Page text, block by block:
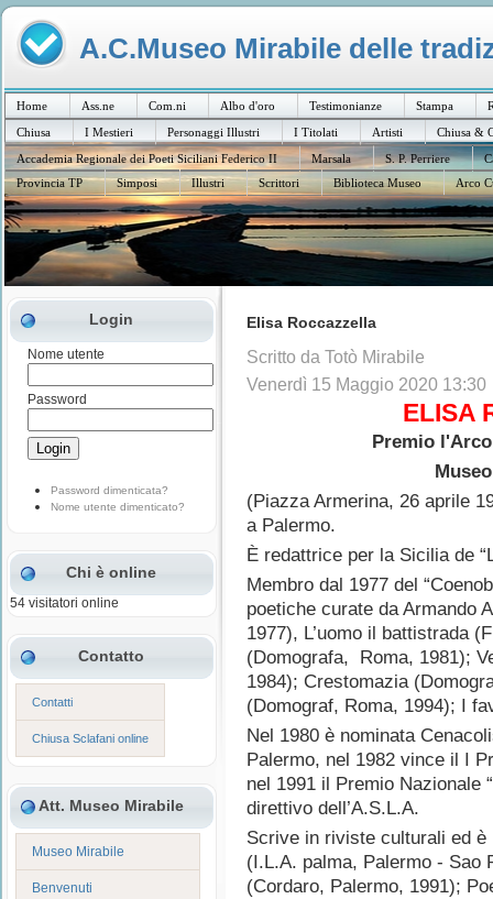
A.C.Museo Mirabile delle
Home Ass.ne Com.ni Albo d'oro Testimonianze Stampa
Chiusa
I Mestieri Personaggi Illustri I Titolati Artisti
Chiusa &
Accademia Regionale dei Poeti Siciliani Federico II
Marsala S. P. Perriere
Provincia TP
Simposi Illustri Scrittori Biblioteca Museo Arco
Login
Nome utente
Password
Password dimenticata?
Nome utente dimenticato?
Chi è online
54 visitatori online
Contatto
Contatti
Chiusa Sclafani online
Att. Museo Mirabile
Museo Mirabile
Benvenuti
Elisa Roccazzella
Scritto da Totò Mirabile
Venerdì 15 Maggio 2020 13:30
ELISA
Premio
(Piazza Armerina, 26 aprile
a Palermo.
È redattrice per la Sicilia de
Membro dal 1977 del
poetiche curate da Armando
1977), L’uomo il battistrada
(Domografa, Roma, 1981);
1984); Crestomazia
(Domograf, Roma, 1994); I
Nel 1980 è nominata
Palermo, nel 1982 vince il I
nel 1991 il Premio Nazionale
direttivo dell’A.S.L.A.
Scrive in riviste culturali ed
(I.L.A. palma, Palermo - Sao
(Cordaro, Palermo, 1991);